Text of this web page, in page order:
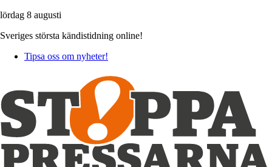
lördag 8 augusti
Sveriges största kändistidning online!
Tipsa oss om nyheter!